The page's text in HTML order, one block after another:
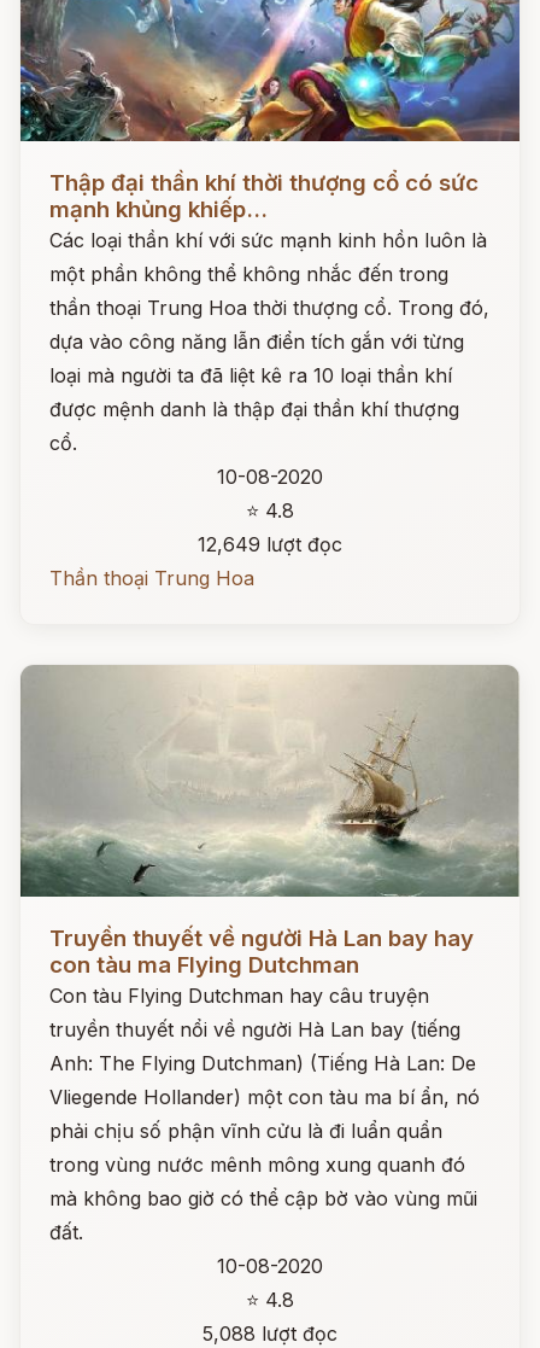
Thập đại thần khí thời thượng cổ có sức
mạnh khủng khiếp...
Các loại thần khí với sức mạnh kinh hồn luôn là
một phần không thể không nhắc đến trong
thần thoại Trung Hoa thời thượng cổ. Trong đó,
dựa vào công năng lẫn điển tích gắn với từng
loại mà người ta đã liệt kê ra 10 loại thần khí
được mệnh danh là thập đại thần khí thượng
cổ.
10-08-2020
⭐ 4.8
12,649 lượt đọc
Thần thoại Trung Hoa
Đọc ngay
Truyền thuyết về người Hà Lan bay hay
con tàu ma Flying Dutchman
Con tàu Flying Dutchman hay câu truyện
truyền thuyết nổi về người Hà Lan bay (tiếng
Anh: The Flying Dutchman) (Tiếng Hà Lan: De
Vliegende Hollander) một con tàu ma bí ẩn, nó
phải chịu số phận vĩnh cửu là đi luẩn quẩn
trong vùng nước mênh mông xung quanh đó
mà không bao giờ có thể cập bờ vào vùng mũi
đất.
10-08-2020
⭐ 4.8
5,088 lượt đọc